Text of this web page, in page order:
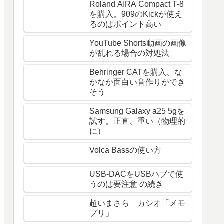
Roland AIRA Compact T-8
を購入。909のKickが使え
るのはポイント高い
YouTube Shorts動画の画像
が乱れる場合の対処法
Behringer CATを購入、な
かなか面白い音作りができ
そう
Samsung Galaxy a25 5gを
試す。正直、重い（物理的
に）
Volca Bassの使い方
USB-DACをUSBハブで使
うのは要注意 の続き
超いまさら カシオ「メモ
プリ」